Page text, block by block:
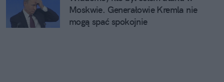
Moskwie. Generałowie Kremla nie
mogą spać spokojnie